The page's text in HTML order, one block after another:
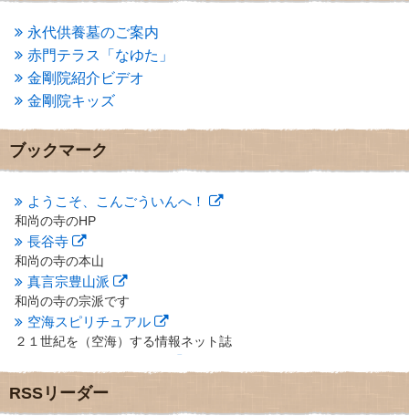
2013年5月(13)
2013年4月(1)
2013年3月 (4)
2013年2月(6)
2013年1月(6)
2012年12月(7)
2012年11月(7)
2012年10月
2012年8月
(9)
2012年7月(10)
2012年6月
2012年5月(16)
2012年4月 (16)
2012年3月(17)
2012年2月(20)
2012年1月(25)
2011年11月(28)
2011年10月(31)
2011年9月(24)
永代供養墓のご案内
赤門テラス「なゆた」
金剛院紹介ビデオ
金剛院キッズ
ブックマーク
ようこそ、こんごういんへ！
和尚の寺のHP
長谷寺
和尚の寺の本山
真言宗豊山派
和尚の寺の宗派です
空海スピリチュアル
２１世紀を（空海）する情報ネット誌
地域のライターさんです
小豆島 圓満寺
RSSリーダー